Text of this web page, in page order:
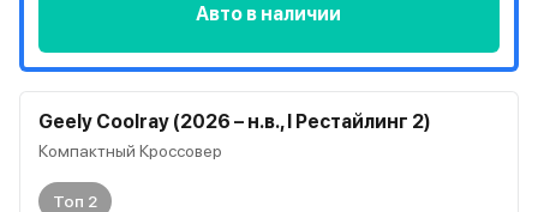
Авто в наличии
Geely Coolray (2026 – н.в., I Рестайлинг 2)
Компактный Кроссовер
Топ 2